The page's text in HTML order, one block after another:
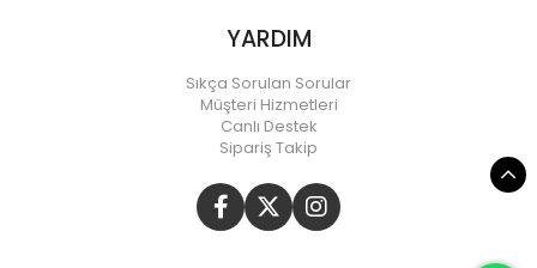
YARDIM
Sıkça Sorulan Sorular
Müşteri Hizmetleri
Canlı Destek
Sipariş Takip